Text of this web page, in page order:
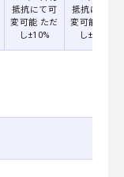
抵抗にて可
変可能 ただ
し±10%
抵抗にて可
変可能 ただ
し±10%